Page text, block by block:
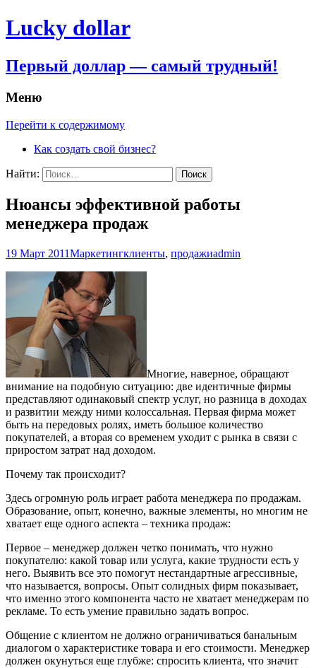
Lucky dollar
Первый доллар — самый трудный!
Меню
Перейти к содержимому
Как создать свой бизнес?
Найти:
Нюансы эффективной работы
менеджера продаж
19 Март 2011Маркетингклиенты, продажиadmin
Многие, наверное, обращают
внимание на подобную ситуацию: две идентичные фирмы
представляют одинаковый спектр услуг, но разница в доходах
и развитии между ними колоссальная. Первая фирма может
быть на передовых ролях, иметь большое количество
покупателей, а вторая со временем уходит с рынка в связи с
приростом затрат над доходом.
Почему так происходит?
Здесь огромную роль играет работа менеджера по продажам.
Образование, опыт, конечно, важные элементы, но многим не
хватает еще одного аспекта – техника продаж:
Первое – менеджер должен четко понимать, что нужно
покупателю: какой товар или услуга, какие трудности есть у
него. Выявить все это помогут нестандартные агрессивные,
что называется, вопросы. Опыт солидных фирм показывает,
что именно этого компонента часто не хватает менеджерам по
рекламе. То есть умение правильно задать вопрос.
Общение с клиентом не должно ограничиваться банальным
диалогом о характеристике товара и его стоимости. Менеджер
должен окунуться еще глубже: спросить клиента, что значит